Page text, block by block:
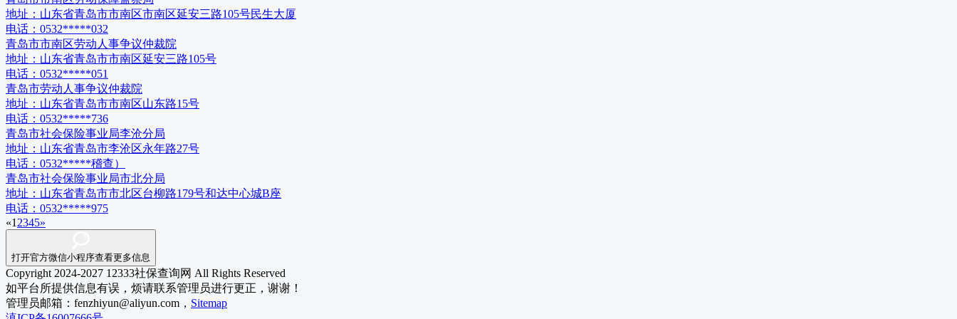
地址： 山东省青岛市市南区市南区延安三路105号民生大厦
电话： 0532*****032
青岛市市南区劳动人事争议仲裁院
地址： 山东省青岛市市南区延安三路105号
电话： 0532*****051
青岛市劳动人事争议仲裁院
地址： 山东省青岛市市南区山东路15号
电话： 0532*****736
青岛市社会保险事业局李沧分局
地址： 山东省青岛市李沧区永年路27号
电话： 0532*****稽查）
青岛市社会保险事业局市北分局
地址： 山东省青岛市市北区台柳路179号和达中心城B座
电话： 0532*****975
«1 2345»
打开官方微信小程序查看更多信息
Copyright 2024-2027 12333社保查询网 All Rights Reserved
如平台所提供信息有误，烦请联系管理员进行更正，谢谢！
管理员邮箱：fenzhiyun@aliyun.com， Sitemap